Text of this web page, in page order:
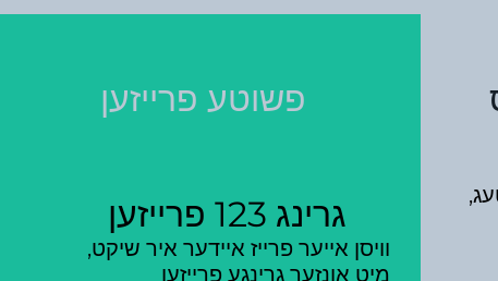
פשוטע פרייזען
וויסן אייער פרייז איידער איר שיקט,
מיט אונזער גרינגע פרייזען
טעג,